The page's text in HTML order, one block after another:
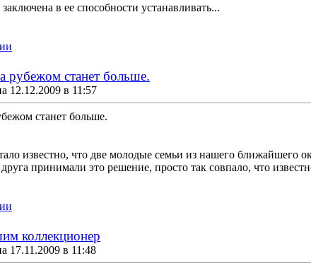
в ее способности устанавливать...
рубежом станет больше.
12.12.2009 в 11:57
станет больше.
известно, что две молодые семьи из нашего ближайшего
принимали это решение, просто так совпало, что
коллекционер
17.11.2009 в 11:48